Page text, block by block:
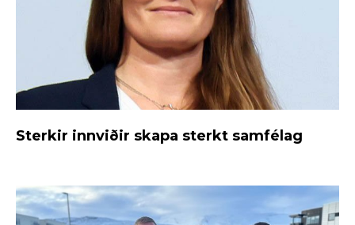
Sterkir innviðir skapa sterkt samfélag